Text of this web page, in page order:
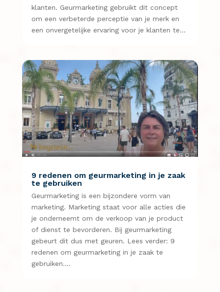
klanten. Geurmarketing gebruikt dit concept
om een ​​verbeterde perceptie van je merk en
een onvergetelijke ervaring voor je klanten te…
9 redenen om geurmarketing in je zaak
te gebruiken
Geurmarketing is een bijzondere vorm van
marketing. Marketing staat voor alle acties die
je onderneemt om de verkoop van je product
of dienst te bevorderen. Bij geurmarketing
gebeurt dit dus met geuren. Lees verder: 9
redenen om geurmarketing in je zaak te
gebruiken….